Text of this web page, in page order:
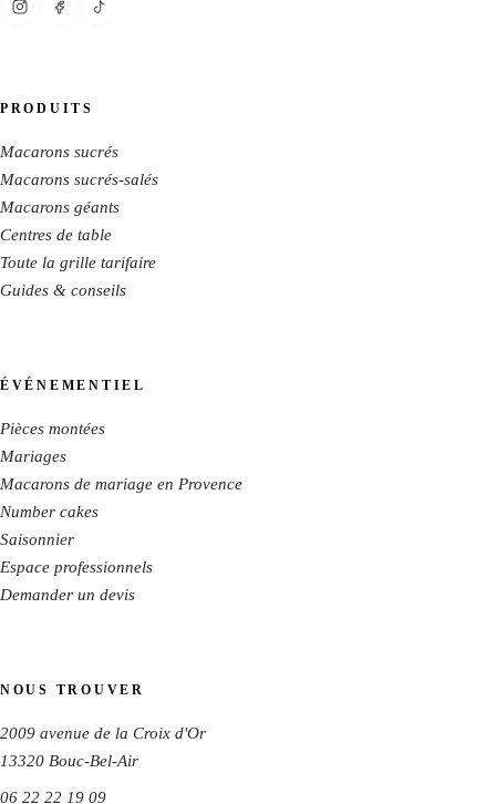
PRODUITS
Macarons sucrés
Macarons sucrés-salés
Macarons géants
Centres de table
Toute la grille tarifaire
Guides & conseils
ÉVÉNEMENTIEL
Pièces montées
Mariages
Macarons de mariage en Provence
Number cakes
Saisonnier
Espace professionnels
Demander un devis
NOUS TROUVER
2009 avenue de la Croix d'Or
13320 Bouc-Bel-Air
06 22 22 19 09